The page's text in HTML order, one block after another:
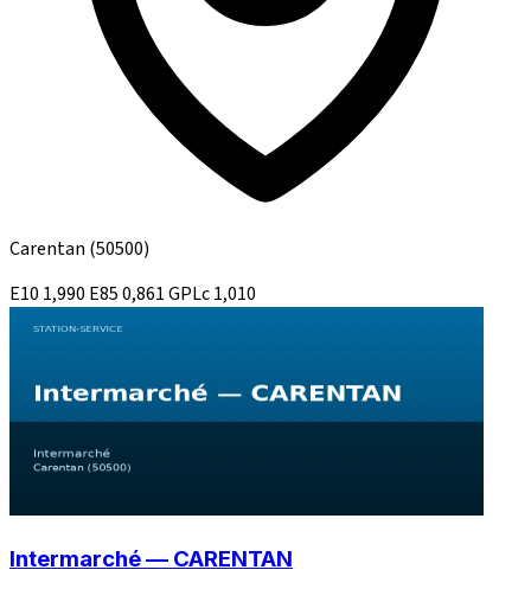
Carentan (50500)
E10 1,990 E850,861GPLc1,010
Intermarché — CARENTAN